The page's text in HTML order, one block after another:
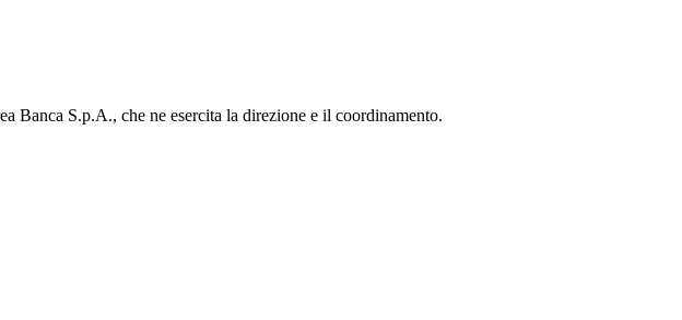
Banca S.p.A., che ne esercita la direzione e il coordinamento.